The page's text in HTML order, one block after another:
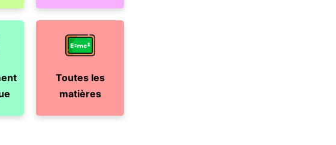
Toutes les
matières